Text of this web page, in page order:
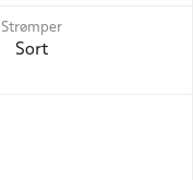
Strømper
Sort